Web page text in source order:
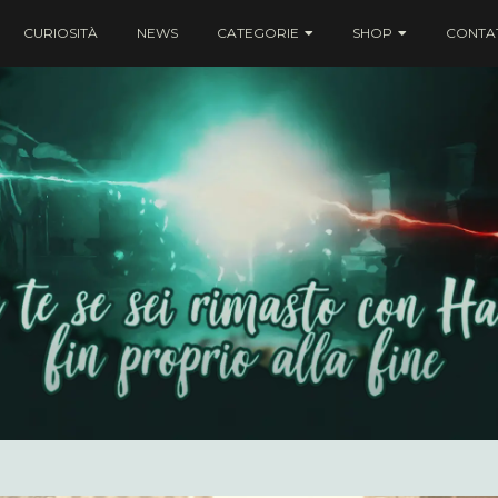
CURIOSITÀ NEWS CATEGORIE SHOP
rimasto con Harry